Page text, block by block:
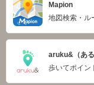
Mapion
地図検索・ル
aruku&（ある
歩いてポイン